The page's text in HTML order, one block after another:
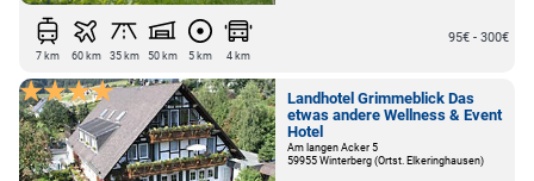
7 km 60 km 35 km 50 km 5 km 4 km
95€ - 300€
Landhotel Grimmeblick Das
etwas andere Wellness & Event
Hotel
Am langen Acker 5
59955 Winterberg (Ortst. Elkeringhausen)